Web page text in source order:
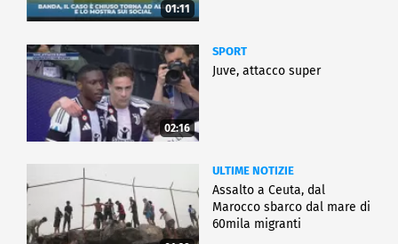
01:11
02:16
SPORT
Juve, attacco super
ULTIME NOTIZIE
Assalto a Ceuta, dal
Marocco sbarco dal mare di
60mila migranti